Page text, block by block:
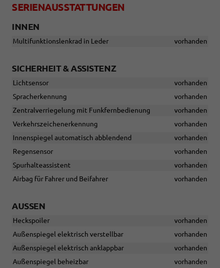
SERIENAUSSTATTUNGEN
INNEN
Multifunktionslenkrad in Leder vorhanden
SICHERHEIT & ASSISTENZ
Lichtsensor
vorhanden
Spracherkennung
vorhanden
Zentralverriegelung mit Funkfernbedienung
vorhanden
Verkehrszeichenerkennung
vorhanden
Innenspiegel automatisch abblendend
vorhanden
Regensensor
vorhanden
Spurhalteassistent
vorhanden
Airbag für Fahrer und Beifahrer
vorhanden
AUSSEN
Heckspoiler
vorhanden
Außenspiegel elektrisch verstellbar
vorhanden
Außenspiegel elektrisch anklappbar
vorhanden
Außenspiegel beheizbar
vorhanden